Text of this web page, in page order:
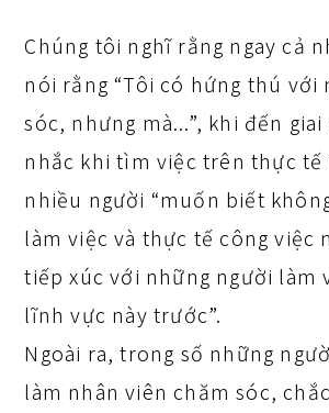
Chúng tôi nghĩ rằng ngay cả
nói rằng “Tôi có hứng thú với
sóc, nhưng mà...”, khi đến
nhắc khi tìm việc trên thực tế
nhiều người “muốn biết
làm việc và thực tế công việc
tiếp xúc với những người làm
lĩnh vực này trước”.
Ngoài ra, trong số những
làm nhân viên chăm sóc,